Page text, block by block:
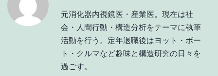
元消化器内視鏡医・産業医。現在は社
会・人間行動・構造分析をテーマに執筆
活動を行う。定年退職後はヨット・ボー
ト・クルマなど趣味と構造研究の日々を
過ごす。